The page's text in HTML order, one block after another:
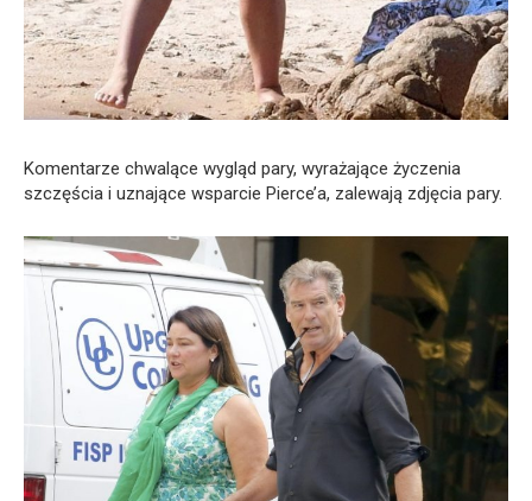
Komentarze chwalące wygląd pary, wyrażające życzenia
szczęścia i uznające wsparcie Pierce’a, zalewają zdjęcia pary.